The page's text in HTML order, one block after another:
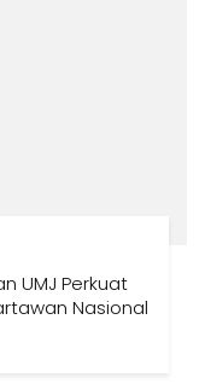
UMJ Perkuat
Nasional